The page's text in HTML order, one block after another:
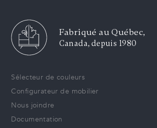
Fabriqué au Québec,
Canada, depuis 1980
Sélecteur de couleurs
Configurateur de mobilier
Nous joindre
Documentation